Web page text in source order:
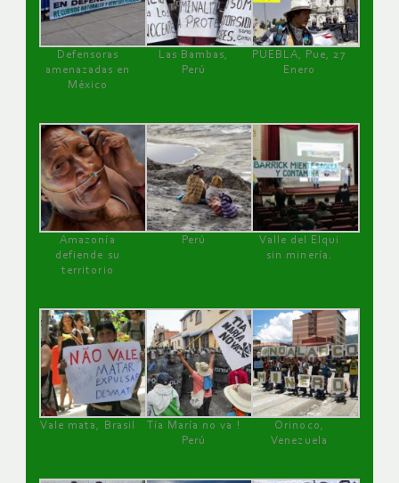
Defensoras
amenazadas en
México
Las Bambas,
Perú
PUEBLA, Pue, 27
Enero
Amazonía
defiende su
territorio
Perú
Valle del Elqui
sin minería.
Vale mata, Brasil
Tía María no va !
Perú
Orinoco,
Venezuela